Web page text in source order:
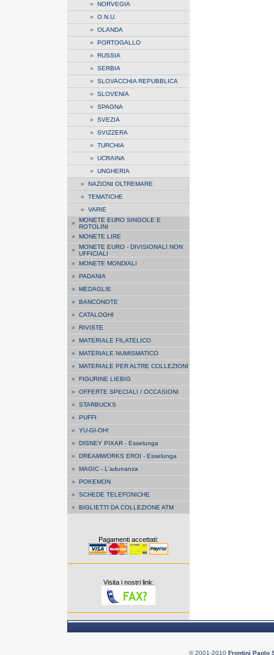
» NORVEGIA
» O.N.U.
» OLANDA
» PORTOGALLO
» RUSSIA
» SERBIA
» SLOVACCHIA REPUBBLICA
» SLOVENIA
» SPAGNA
» SVEZIA
» SVIZZERA
» TURCHIA
» UCRAINA
» UNGHERIA
» NAZIONI OLTREMARE
» TEMATICHE
» VARIE
» MONETE EURO SINGOLE E
ROTOLINI
» MONETE LIRE
» MONETE EURO - DIVISIONALI NON
UFFICIALI
» MONETE MONDIALI
» PADANIA
» MEDAGLIE
» BANCONOTE
» CATALOGHI
» RIVISTE
» MATERIALE FILATELICO
» MATERIALE NUMISMATICO
» MATERIALE PER ALTRE COLLEZIONI
» FIGURINE LIEBIG
» OFFERTE SPECIALI / OCCASIONI
» STARBUCKS
» PUFFI
» YU-GI-OH!
» DISNEY PIXAR - Esselunga
» DREAMWORKS EROI - Esselunga
» MAGIC - L'adunanza
» POKEMON
» SCHEDE TELEFONICHE
» BIGLIETTI DA COLLEZIONE ATM
Pagamenti accettati:
Visita i nostri link:
© 2001-2010 Frontini Paolo